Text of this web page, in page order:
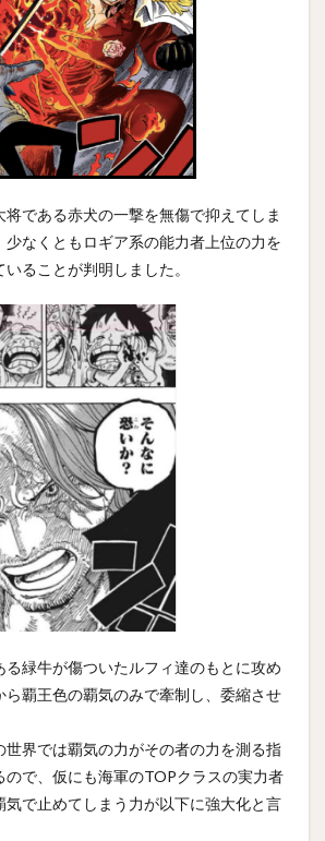
である赤犬の一撃を無傷で抑えてしま
少なくともロギア系の能力者上位の力を
ることが判明しました。
る緑牛が傷ついたルフィ達のもとに攻め
ら覇王色の覇気のみで牽制し、委縮させ
世界では覇気の力がその者の力を測る指
ので、仮にも海軍のTOPクラスの実力者
気で止めてしまう力が以下に強大化と言